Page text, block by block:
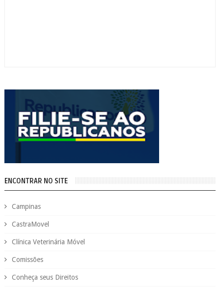
ENCONTRAR NO SITE
Campinas
CastraMovel
Clínica Veterinária Móvel
Comissões
Conheça seus Direitos